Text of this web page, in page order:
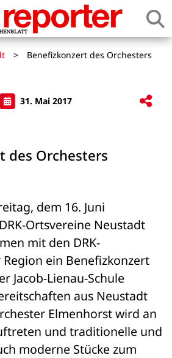
>
Benefizkonzert des Orchesters
31. Mai 2017
des Orchesters
dem 16. Juni
Ortsvereine Neustadt
mit den DRK-
ein Benefizkonzert
Jacob-Lienau-Schule
aus Neustadt
Elmenhorst wird an
und traditionelle und
moderne Stücke zum